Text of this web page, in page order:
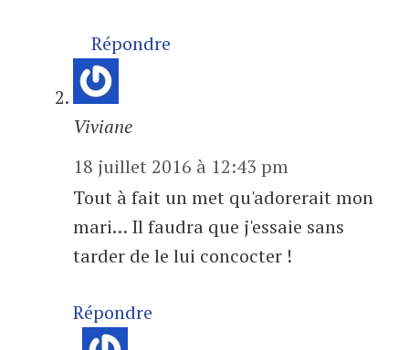
Répondre
Viviane
18 juillet 2016 à 12:43 pm
Tout à fait un met qu'adorerait mon
mari… Il faudra que j'essaie sans
tarder de le lui concocter !
Répondre